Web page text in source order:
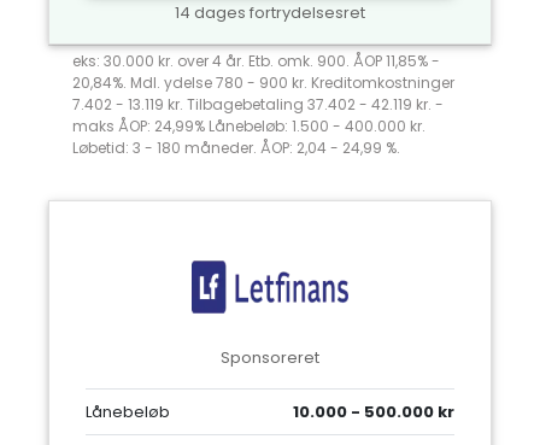
14 dages fortrydelsesret
eks: 30.000 kr. over 4 år. Etb. omk. 900. ÅOP 11,85% -
20,84%. Mdl. ydelse 780 - 900 kr. Kreditomkostninger
7.402 - 13.119 kr. Tilbagebetaling 37.402 - 42.119 kr. -
maks ÅOP: 24,99% Lånebeløb: 1.500 - 400.000 kr.
Løbetid: 3 - 180 måneder. ÅOP: 2,04 - 24,99 %.
Sponsoreret
Lånebeløb
10.000 - 500.000 kr